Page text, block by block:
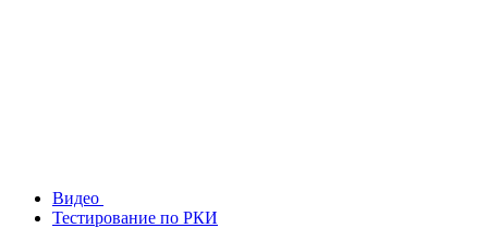
Видео
Тестирование по РКИ